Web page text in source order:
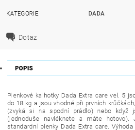
KATEGORIE DADA
Dotaz
POPIS
Plenkové kalhotky Dada Extra care vel. 5
do 18 kg a jsou vhodné při prvních
(zvyká si na spodní prádlo) nebo když
(jednoduše navléknete a máte
standardní plenky Dada Extra care.